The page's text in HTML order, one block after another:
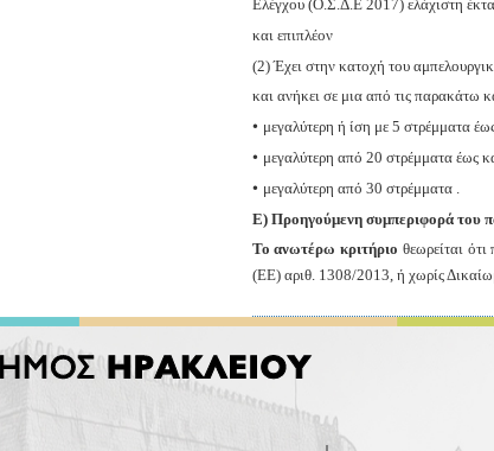
Ελέγχου (Ο.Σ.Δ.Ε 2017) ελάχιστη
και επιπλέον
(2) Έχει στην κατοχή του
και ανήκει σε μια από τις παρακάτω
• μεγαλύτερη ή ίση με 5 στρέμματα
• μεγαλύτερη από 20 στρέμματα έως
• μεγαλύτερη από 30 στρέμματα .
Ε) Προηγούμενη συμπεριφορά του
Το ανωτέρω κριτήριο θεωρείται
(ΕΕ) αριθ. 1308/2013, ή χωρίς